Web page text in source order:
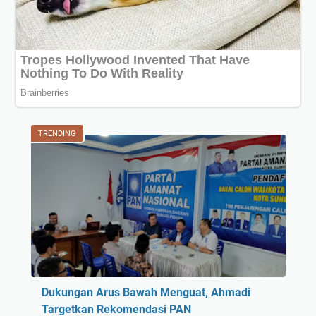
l
a
r
I
n
d
n
g
n
T
e
TRENDING
Dukungan Arus Bawah Menguat, Ahmadi
Targetkan Rekomendasi PAN